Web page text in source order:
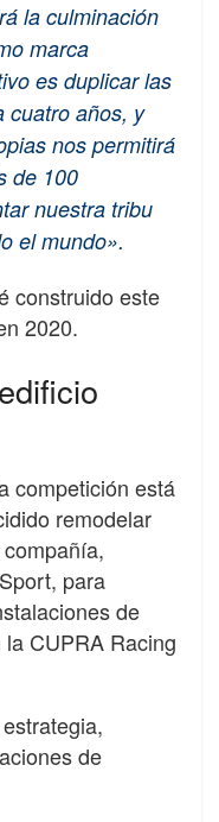
la culminación
marca
es duplicar las
cuatro años, y
nos permitirá
de 100
nuestra tribu
el mundo».
construido este
2020.
competición está
remodelar
para
de
CUPRA Racing
de